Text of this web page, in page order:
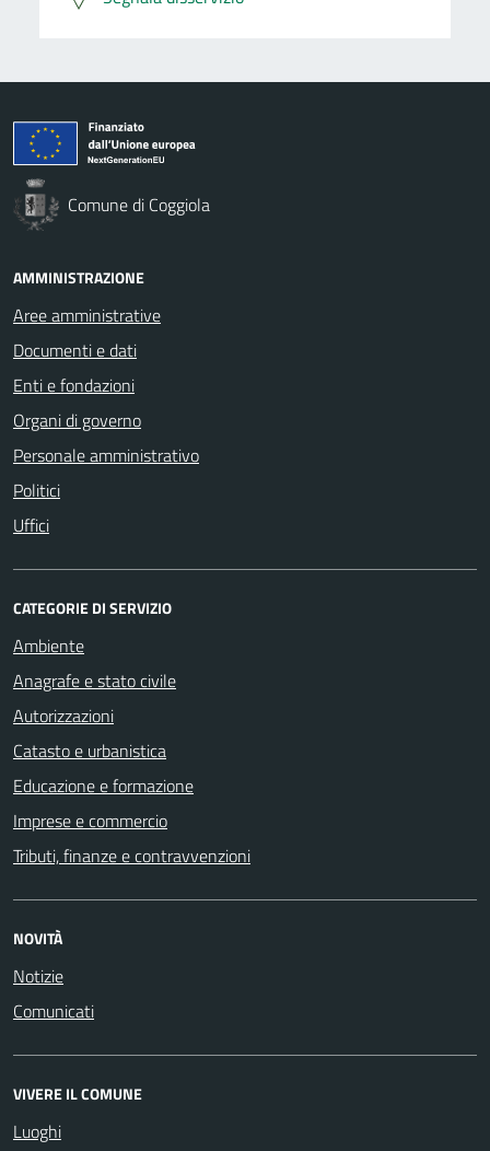
Comune di Coggiola
AMMINISTRAZIONE
Aree amministrative
Documenti e dati
Enti e fondazioni
Organi di governo
Personale amministrativo
Politici
Uffici
CATEGORIE DI SERVIZIO
Ambiente
Anagrafe e stato civile
Autorizzazioni
Catasto e urbanistica
Educazione e formazione
Imprese e commercio
Tributi, finanze e contravvenzioni
NOVITÀ
Notizie
Comunicati
VIVERE IL COMUNE
Luoghi